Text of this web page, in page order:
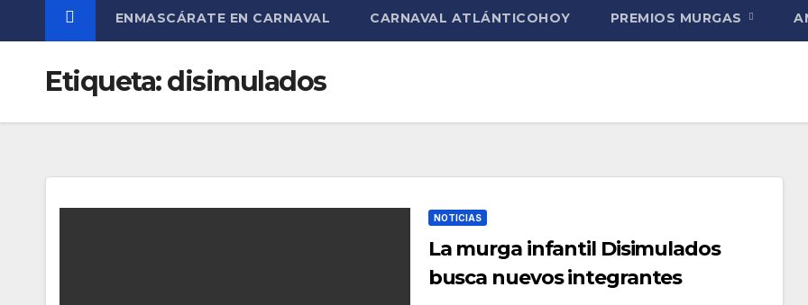
ENMASCÁRATE EN CARNAVAL CARNAVAL ATLÁNTICOHOY PREMIOS MURGAS
Etiqueta:disimulados
NOTICIAS
La murga infantil Disimulados
busca nuevos integrantes